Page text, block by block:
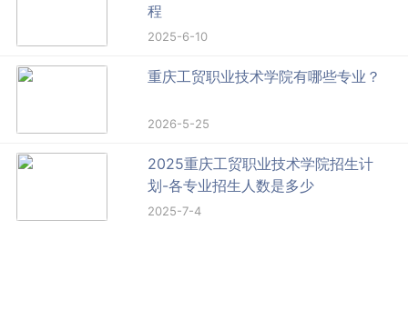
程
2025-6-10
重庆工贸职业技术学院有哪些专业？
2026-5-25
2025重庆工贸职业技术学院招生计
划-各专业招生人数是多少
2025-7-4